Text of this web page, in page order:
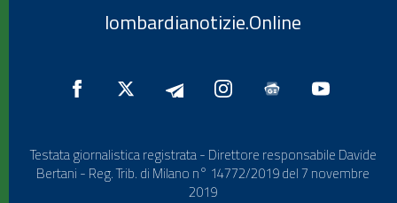
lombardianotizie.Online
Testata giornalistica registrata - Direttore responsabile Davide
Bertani - Reg. Trib. di Milano n° 14772/2019 del 7 novembre
2019